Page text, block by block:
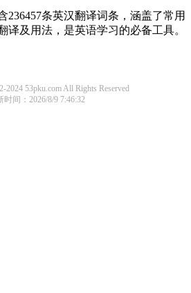
236457条英汉翻译词条，涵盖了常用
译及用法，是英语学习的必备工具。
2024 53pku.com All Rights Reserved
时间：2026/8/9 7:46:32